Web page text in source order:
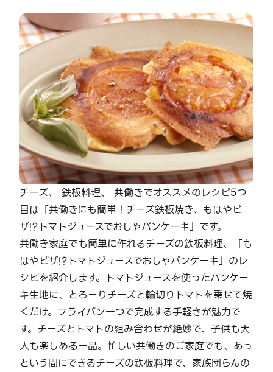
チーズ、 鉄板料理、 共働きでオススメのレシピ5つ
目は「共働きにも簡単！チーズ鉄板焼き、もはやピ
ザ!?トマトジュースでおしゃパンケーキ」です。
共働き家庭でも簡単に作れるチーズの鉄板料理、「も
はやピザ!?トマトジュースでおしゃパンケーキ」のレ
シピを紹介します。トマトジュースを使ったパンケー
キ生地に、とろーりチーズと輪切りトマトを乗せて焼
くだけ。フライパン一つで完成する手軽さが魅力で
す。チーズとトマトの組み合わせが絶妙で、子供も大
人も楽しめる一品。忙しい共働きのご家庭でも、あっ
という間にできるチーズの鉄板料理で、家族団らんの